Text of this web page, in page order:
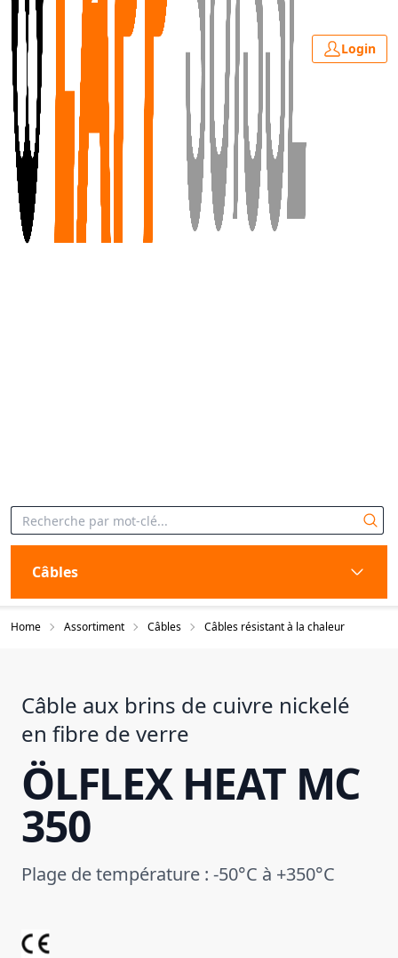
Login
Câbles
Home Assortiment Câbles Câbles résistant à la chaleur
Câble aux brins de cuivre nickelé
en fibre de verre
ÖLFLEX HEAT MC
350
Plage de température : -50°C à +350°C